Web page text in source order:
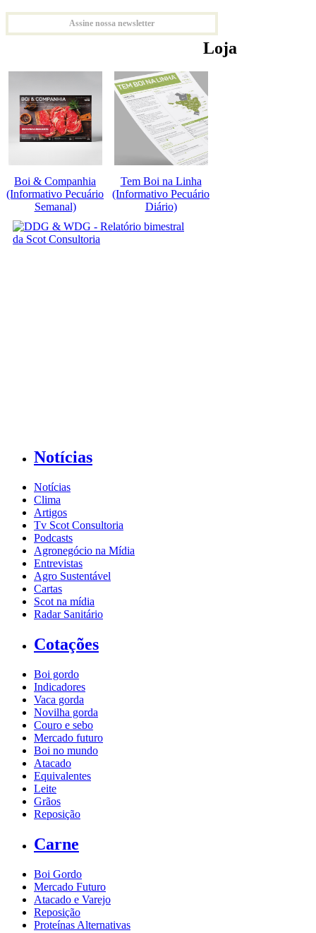
Assine nossa newsletter
Loja
Boi & Companhia
(Informativo Pecuário
Semanal)
Tem Boi na Linha
(Informativo Pecuário
Diário)
Notícias
Notícias
Clima
Artigos
Tv Scot Consultoria
Podcasts
Agronegócio na Mídia
Entrevistas
Agro Sustentável
Cartas
Scot na mídia
Radar Sanitário
Cotações
Boi gordo
Indicadores
Vaca gorda
Novilha gorda
Couro e sebo
Mercado futuro
Boi no mundo
Atacado
Equivalentes
Leite
Grãos
Reposição
Carne
Boi Gordo
Mercado Futuro
Atacado e Varejo
Reposição
Proteínas Alternativas